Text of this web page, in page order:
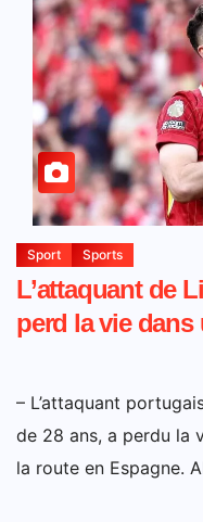
Sport Sports
L’attaquant de
perd la vie
– L’attaquant
de 28 ans, a perdu la
la route en Espagne.